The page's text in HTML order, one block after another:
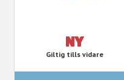
NY
Giltig tills vidare